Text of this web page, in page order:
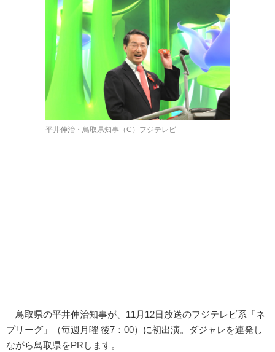
平井伸治・鳥取県知事（C）フジテレビ
鳥取県の平井伸治知事が、11月12日放送のフジテレビ系「ネ
プリーグ」（毎週月曜 後7：00）に初出演。ダジャレを連発し
ながら鳥取県をPRします。